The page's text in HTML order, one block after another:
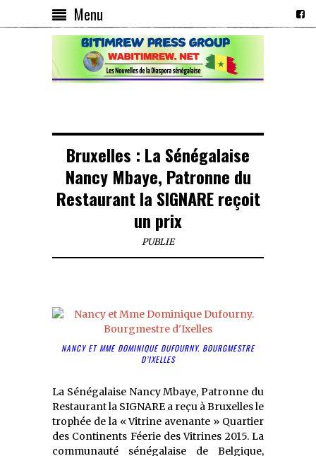
Menu
Bruxelles : La Sénégalaise
Nancy Mbaye, Patronne du
Restaurant la SIGNARE reçoit
un prix
PUBLIE
NANCY ET MME DOMINIQUE DUFOURNY. BOURGMESTRE
D’IXELLES
La Sénégalaise Nancy Mbaye, Patronne du
Restaurant la SIGNARE a reçu à Bruxelles le
trophée de la « Vitrine avenante » Quartier
des Continents Féerie des Vitrines 2015. La
communauté sénégalaise de Belgique,